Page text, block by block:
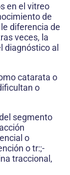
en el vitreo
de
diferencia de
veces, la
diagnóstico al
catarata o
o
segmento
o
o tr:;-
traccional,